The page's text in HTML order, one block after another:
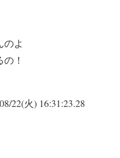
のよ
！
22(火) 16:31:23.28